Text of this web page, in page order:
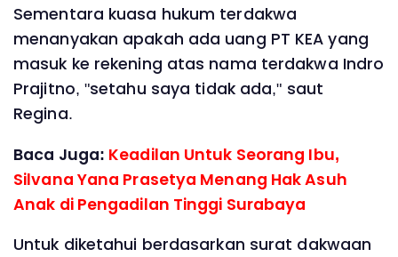
Sementara kuasa hukum terdakwa
menanyakan apakah ada uang PT KEA yang
masuk ke rekening atas nama terdakwa Indro
Prajitno, "setahu saya tidak ada," saut
Regina.
Baca Juga: Keadilan Untuk Seorang Ibu,
Silvana Yana Prasetya Menang Hak Asuh
Anak di Pengadilan Tinggi Surabaya
Untuk diketahui berdasarkan surat dakwaan